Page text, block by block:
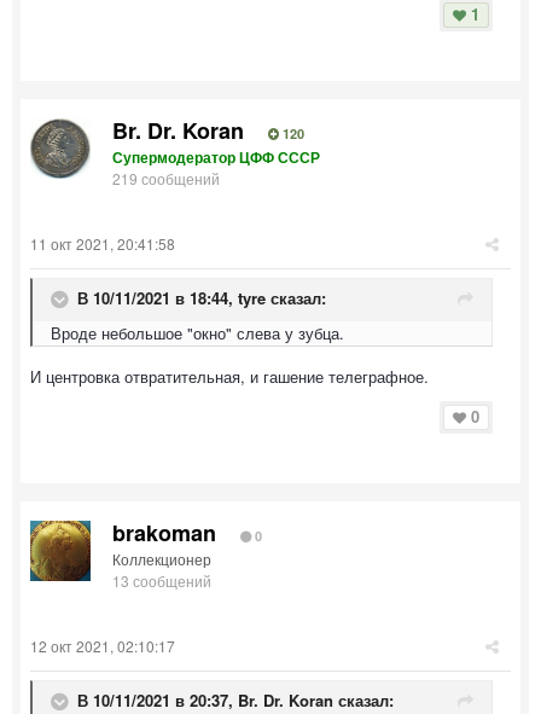
1
Br. Dr. Koran 120
Супермодератор ЦФФ СССР
219 сообщений
11 окт 2021, 20:41:58
В 10/11/2021 в 18:44, tyre сказал:
Вроде небольшое "окно" слева у зубца.
И центровка отвратительная, и гашение телеграфное.
0
brakoman 0
Коллекционер
13 сообщений
12 окт 2021, 02:10:17
В 10/11/2021 в 20:37, Br. Dr. Koran сказал: